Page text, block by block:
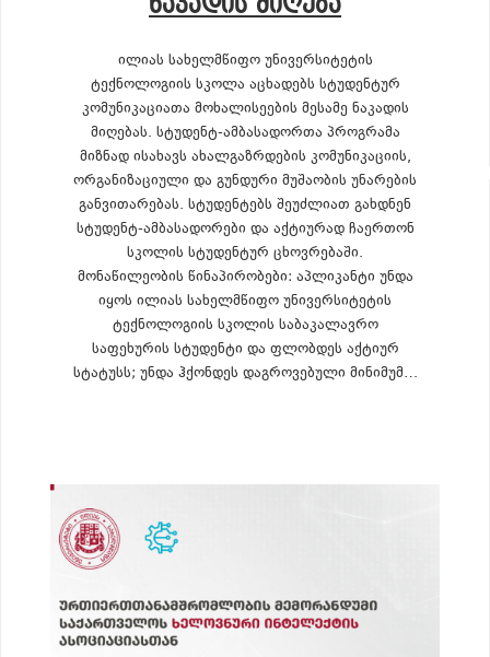
ილიას სახელმწიფო უნივერსიტეტის
ტექნოლოგიის სკოლა აცხადებს სტუდენტურ
კომუნიკაციათა მოხალისეების მესამე ნაკადის
მიღებას. სტუდენტ-ამბასადორთა პროგრამა
მიზნად ისახავს ახალგაზრდების კომუნიკაციის,
ორგანიზაციული და გუნდური მუშაობის უნარების
განვითარებას. სტუდენტებს შეუძლიათ გახდნენ
სტუდენტ-ამბასადორები და აქტიურად ჩაერთონ
სკოლის სტუდენტურ ცხოვრებაში.
მონაწილეობის წინაპირობები: აპლიკანტი უნდა
იყოს ილიას სახელმწიფო უნივერსიტეტის
ტექნოლოგიის სკოლის საბაკალავრო
საფეხურის სტუდენტი და ფლობდეს აქტიურ
სტატუსს; უნდა ჰქონდეს დაგროვებული მინიმუმ…